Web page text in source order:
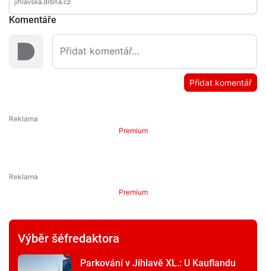
Komentáře
Přidat komentář
Premium
Premium
Výběr šéfredaktora
Parkování v Jihlavě XL.: U Kauflandu